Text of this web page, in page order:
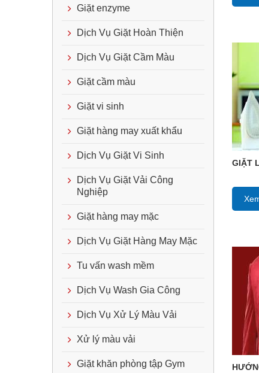
GIẶT
Giặt enzyme
Dịch Vụ Giặt Hoàn Thiện
Dịch Vụ Giặt Cầm Màu
Giặt cầm màu
Giặt vi sinh
Giặt hàng may xuất khẩu
Dịch Vụ Giặt Vi Sinh
Dịch Vụ Giặt Vải Công
Nghiệp
Giặt hàng may mặc
Dịch Vụ Giặt Hàng May Mặc
Tu vấn wash mềm
Dịch Vụ Wash Gia Công
Dịch Vụ Xử Lý Màu Vải
Xử lý màu vải
Giặt khăn phòng tập Gym